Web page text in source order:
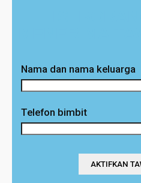
Nama dan nama keluarga
Telefon bimbit